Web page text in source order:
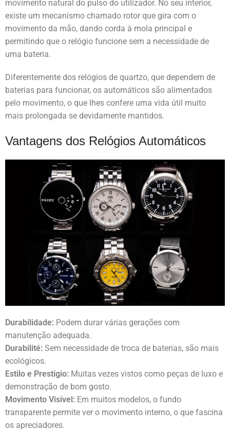
movimento natural do pulso do utilizador. No seu interior,
existe um mecanismo chamado rotor que gira com o
movimento da mão, dando corda à mola principal e
permitindo que o relógio funcione sem a necessidade de
uma bateria.
Diferentemente dos relógios de quartzo, que dependem de
baterias para funcionar, os automáticos são alimentados
pelo movimento, o que lhes confere uma vida útil muito
mais prolongada se devidamente mantidos.
Vantagens dos Relógios Automáticos
Durabilidade: Podem durar várias gerações com
manutenção adequada.
Durabilité: Sem necessidade de troca de baterias, são mais
ecológicos.
Estilo e Prestígio: Muitas vezes vistos como peças de luxo e
demonstração de bom gosto.
Movimento Visível: Em muitos modelos, o fundo
transparente permite ver o movimento interno, o que fascina
os apreciadores.